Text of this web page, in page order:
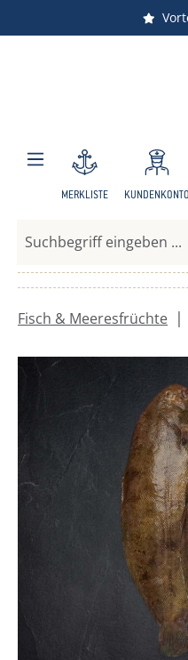
Zum Hauptinhalt
MERKLISTE KUNDENKONTO
Fisch & Meeresfrüchte |
Bildergalerie